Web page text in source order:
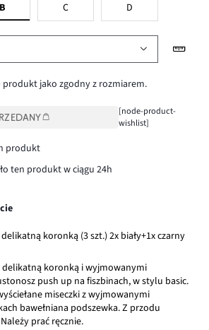
B C D
produkt jako zgodny z rozmiarem.
[node-product-
wishlist]
produkt
ten produkt w ciągu 24h
koronką (3 szt.) 2x biały+1x czarny
delikatną koronką i wyjmowanymi
push up na fiszbinach, w stylu basic.
miseczki z wyjmowanymi
bawełniana podszewka. Z przodu
prać ręcznie.